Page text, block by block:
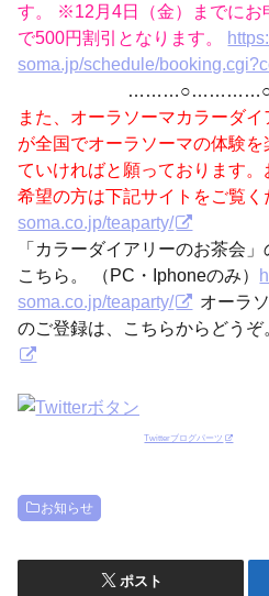
す。 ※12月4日（金）までにお
で500円割引となります。
soma.jp/schedule/
また、オーラソーマカラーダイ
が全国でオーラソーマの体験
ていければと願っております
希望の方は下記サイトをご覧く
soma.co.jp/teaparty/
「カラーダイアリーのお茶会
こちら。 （PC・Iphoneのみ）
soma.co.jp/teaparty/
オーラ
のご登録は、こちらからどうぞ
Twitterブログパーツ
お知らせ
ポスト